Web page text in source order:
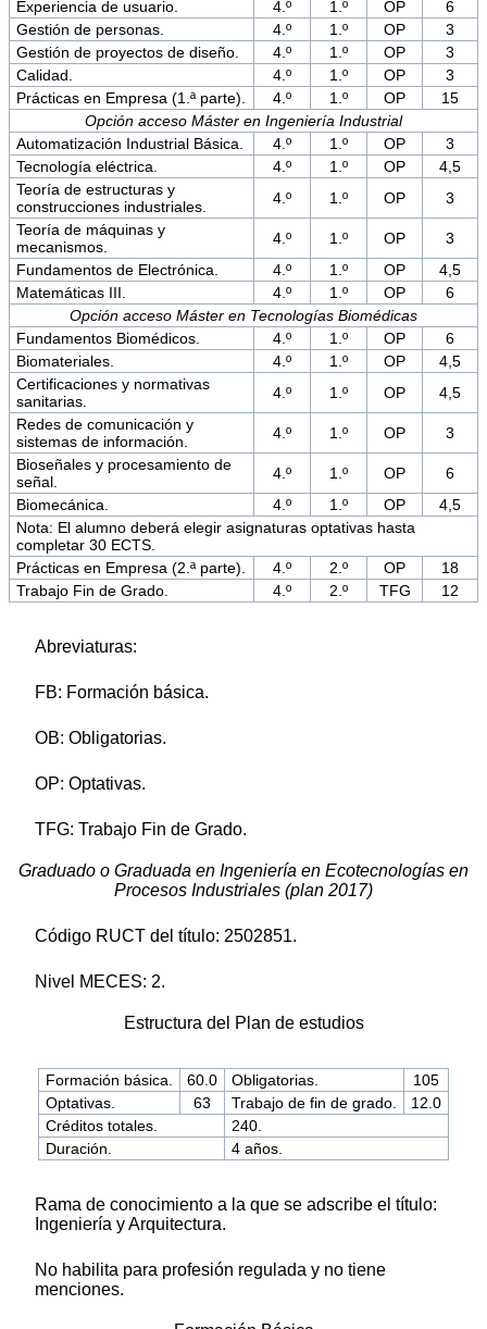
Experiencia de usuario. 4.º 1.º OP
6
Gestión de personas.
4.º 1.º OP
3
Gestión de proyectos de diseño.
4.º 1.º OP
3
Calidad.
4.º 1.º OP
3
Prácticas en Empresa (1.ª parte).
4.º 1.º OP
15
Opción acceso Máster en Ingeniería Industrial
Automatización Industrial Básica.
4.º 1.º OP
3
Tecnología eléctrica.
4.º 1.º OP
4,5
Teoría de estructuras y
construcciones industriales.
4.º 1.º OP
3
Teoría de máquinas y
mecanismos.
4.º 1.º OP
3
Fundamentos de Electrónica.
4.º 1.º OP
4,5
Matemáticas III.
4.º 1.º OP
6
Opción acceso Máster en Tecnologías Biomédicas
Fundamentos Biomédicos.
4.º 1.º OP
6
Biomateriales.
4.º 1.º OP
4,5
Certificaciones y normativas
sanitarias.
4.º 1.º OP
4,5
Redes de comunicación y
sistemas de información.
4.º 1.º OP
3
Bioseñales y procesamiento de
señal.
4.º 1.º OP
6
Biomecánica.
4.º 1.º OP
4,5
Nota: El alumno deberá elegir asignaturas optativas hasta
completar 30 ECTS.
Prácticas en Empresa (2.ª parte).
4.º 2.º OP
18
Trabajo Fin de Grado.
4.º 2.º TFG 12
Abreviaturas:
FB: Formación básica.
OB: Obligatorias.
OP: Optativas.
TFG: Trabajo Fin de Grado.
Graduado o Graduada en Ingeniería en Ecotecnologías en
Procesos Industriales (plan 2017)
Código RUCT del título: 2502851.
Nivel MECES: 2.
Estructura del Plan de estudios
Formación básica. 60.0 Obligatorias.
105
Optativas.
63 Trabajo de fin de grado.
12.0
Créditos totales.
240.
Duración.
4 años.
Rama de conocimiento a la que se adscribe el título:
Ingeniería y Arquitectura.
No habilita para profesión regulada y no tiene
menciones.